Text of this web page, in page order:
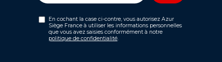
En cochant la case ci-contre, vous autorisez Azur
Siège France à utiliser les informations personnelles
que vous avez saisies conformément à notre
politique de confidentialité